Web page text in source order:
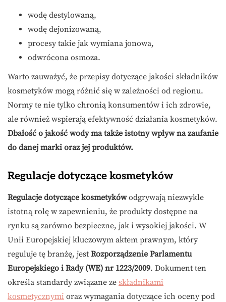
wodę destylowaną,
wodę dejonizowaną,
procesy takie jak wymiana jonowa,
odwrócona osmoza.
Warto zauważyć, że przepisy dotyczące jakości składników
kosmetyków mogą różnić się w zależności od regionu.
Normy te nie tylko chronią konsumentów i ich zdrowie,
ale również wspierają efektywność działania kosmetyków.
Dbałość o jakość wody ma także istotny wpływ na zaufanie
do danej marki oraz jej produktów.
Regulacje dotyczące kosmetyków
Regulacje dotyczące kosmetykówodgrywają niezwykle
istotną rolę w zapewnieniu, że produkty dostępne na
rynku są zarówno bezpieczne, jak i wysokiej jakości. W
Unii Europejskiej kluczowym aktem prawnym, który
reguluje tę branżę, jest Rozporządzenie Parlamentu
Europejskiego i Rady (WE) nr 1223/2009. Dokument ten
określa standardy związane ze składnikami
kosmetycznymi oraz wymagania dotyczące ich oceny pod